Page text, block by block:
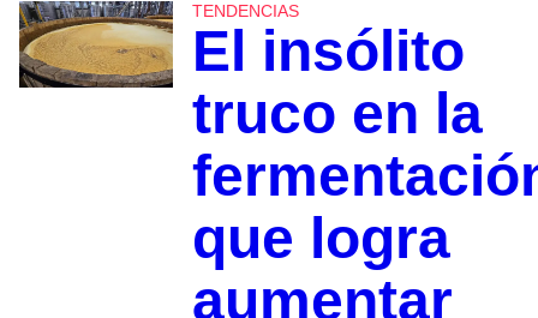
TENDENCIAS
El insólito
truco en la
que logra
aumentar